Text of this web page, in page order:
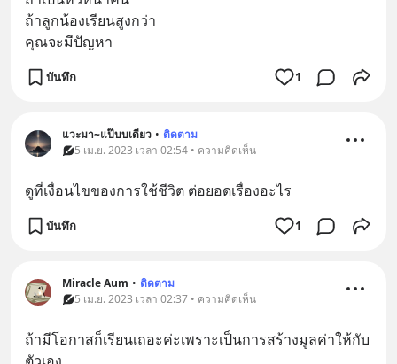
ถ้าลูกน้องเรียนสูงกว่า
คุณจะมีปัญหา
บันทึก 1
แวะมา~แป๊บบเดียว • ติดตาม
5 เม.ย. 2023 เวลา 02:54 • ความคิดเห็น
ดูที่เงื่อนไขของการใช้ชีวิต ต่อยอดเรื่องอะไร
บันทึก 1
Miracle Aum • ติดตาม
5 เม.ย. 2023 เวลา 02:37 • ความคิดเห็น
ถ้ามีโอกาสก็เรียนเถอะค่ะเพราะเป็นการสร้างมูลค่าให้กับ